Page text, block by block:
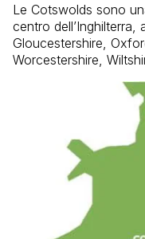
Le Cotswolds sono
centro dell’Inghilterra,
Gloucestershire,
Worcestershire,